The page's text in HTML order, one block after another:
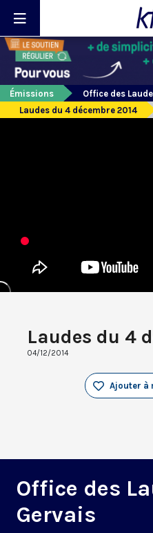
Émissions
Office des
Laudes du 4 décembre 2014
Laudes du 4
04/12/2014
Ajouter à
Office des
Gervais